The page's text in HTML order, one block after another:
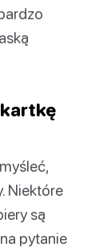
kartkę
Niektóre
są
pytanie